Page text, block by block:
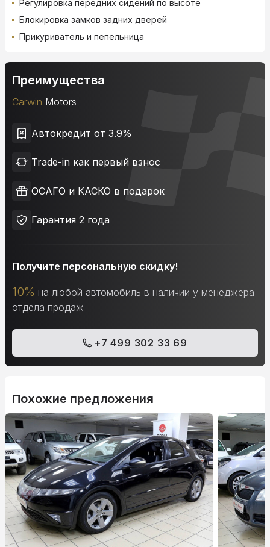
Регулировка передних сидений по высоте
Блокировка замков задних дверей
Прикуриватель и пепельница
Преимущества
Carwin Motors
Автокредит от 3.9%
Trade-in как первый взнос
ОСАГО и КАСКО в подарок
Гарантия 2 года
Получите персональную скидку!
10% на любой автомобиль в наличии у менеджера
отдела продаж
+7 499 302 33 69
Похожие предложения